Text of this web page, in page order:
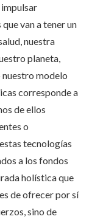
van a tener un
nuestra
planeta,
nuestro modelo
corresponde a
de ellos
o
tecnologías
a los fondos
holística que
de ofrecer por sí
sino de